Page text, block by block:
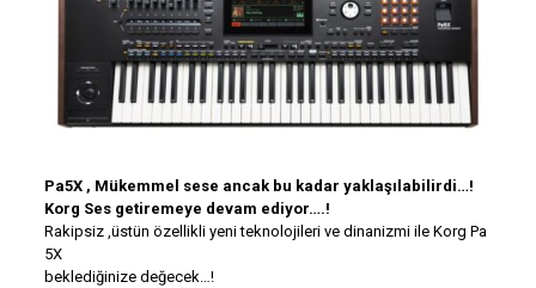
Pa5X , Mükemmel sese ancak bu kadar yaklaşılabilirdi…!
Korg Ses getiremeye devam ediyor….!
Rakipsiz ,üstün özellikli yeni teknolojileri ve dinanizmi ile Korg Pa
5X
beklediğinize değecek…!